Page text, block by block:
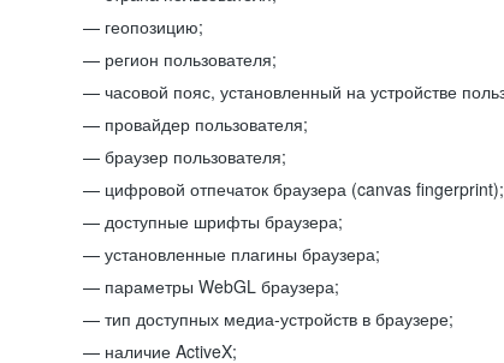
геопозицию;
регион пользователя;
часовой пояс, установленный на устройстве
провайдер пользователя;
браузер пользователя;
цифровой отпечаток браузера (canvas fingerprint);
доступные шрифты браузера;
установленные плагины браузера;
параметры WebGL браузера;
тип доступных медиа-устройств в браузере;
наличие ActiveX;